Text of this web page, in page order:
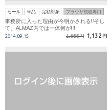
セール 単品 定額対象 ブラウザ視聴専用
事務所に入った理由が今明かされる!!そし
て、ALMAZ内では一体何が!!!
2014.09.15 1,655円 1,132 円